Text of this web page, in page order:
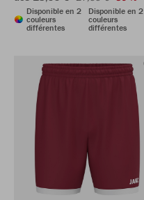
Disponible en 2
couleurs
différentes
Disponible en 2
couleurs
différentes